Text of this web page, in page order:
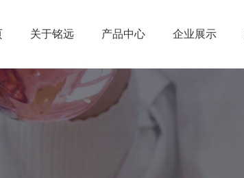
关于铭远 产品中心 企业展示
•石油催化剂、助剂、分子筛
•酚类